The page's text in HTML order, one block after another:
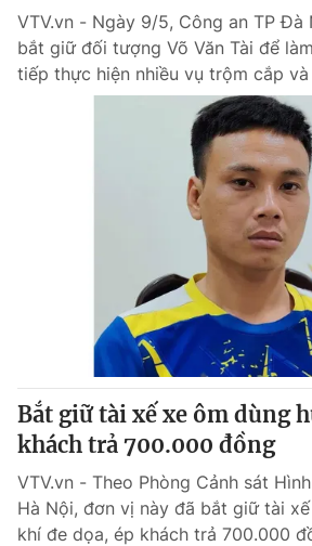
VTV.vn - Ngày 9/5, Công an TP Đà
bắt giữ đối tượng Võ Văn Tài để
tiếp thực hiện nhiều vụ trộm cắp
Bắt giữ tài xế xe ôm dùng
khách trả 700.000 đồng
VTV.vn - Theo Phòng Cảnh sát
Hà Nội, đơn vị này đã bắt giữ tài
khí đe dọa, ép khách trả 700.000